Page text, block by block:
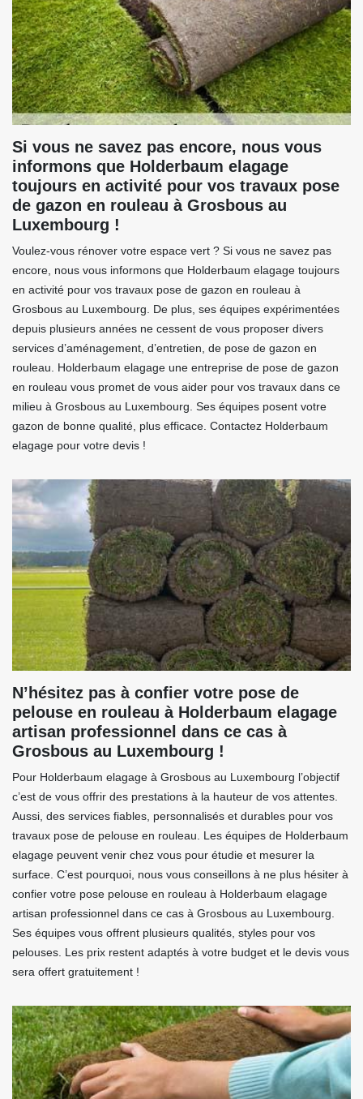
Si vous ne savez pas encore, nous vous
informons que Holderbaum elagage
toujours en activité pour vos travaux pose
de gazon en rouleau à Grosbous au
Luxembourg !
Voulez-vous rénover votre espace vert ? Si vous ne savez pas
encore, nous vous informons que Holderbaum elagage toujours
en activité pour vos travaux pose de gazon en rouleau à
Grosbous au Luxembourg. De plus, ses équipes expérimentées
depuis plusieurs années ne cessent de vous proposer divers
services d’aménagement, d’entretien, de pose de gazon en
rouleau. Holderbaum elagage une entreprise de pose de gazon
en rouleau vous promet de vous aider pour vos travaux dans ce
milieu à Grosbous au Luxembourg. Ses équipes posent votre
gazon de bonne qualité, plus efficace. Contactez Holderbaum
elagage pour votre devis !
N’hésitez pas à confier votre pose de
pelouse en rouleau à Holderbaum elagage
artisan professionnel dans ce cas à
Grosbous au Luxembourg !
Pour Holderbaum elagage à Grosbous au Luxembourg l’objectif
c’est de vous offrir des prestations à la hauteur de vos attentes.
Aussi, des services fiables, personnalisés et durables pour vos
travaux pose de pelouse en rouleau. Les équipes de Holderbaum
elagage peuvent venir chez vous pour étudie et mesurer la
surface. C’est pourquoi, nous vous conseillons à ne plus hésiter à
confier votre pose pelouse en rouleau à Holderbaum elagage
artisan professionnel dans ce cas à Grosbous au Luxembourg.
Ses équipes vous offrent plusieurs qualités, styles pour vos
pelouses. Les prix restent adaptés à votre budget et le devis vous
sera offert gratuitement !